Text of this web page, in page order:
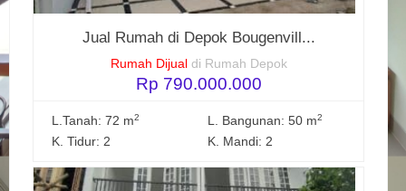
Jual Rumah di Depok Bougenvill...
Rumah Dijual di Rumah Depok
Rp 790.000.000
L.Tanah: 72 m2 L. Bangunan: 50 m2
K. Tidur: 2 K. Mandi: 2